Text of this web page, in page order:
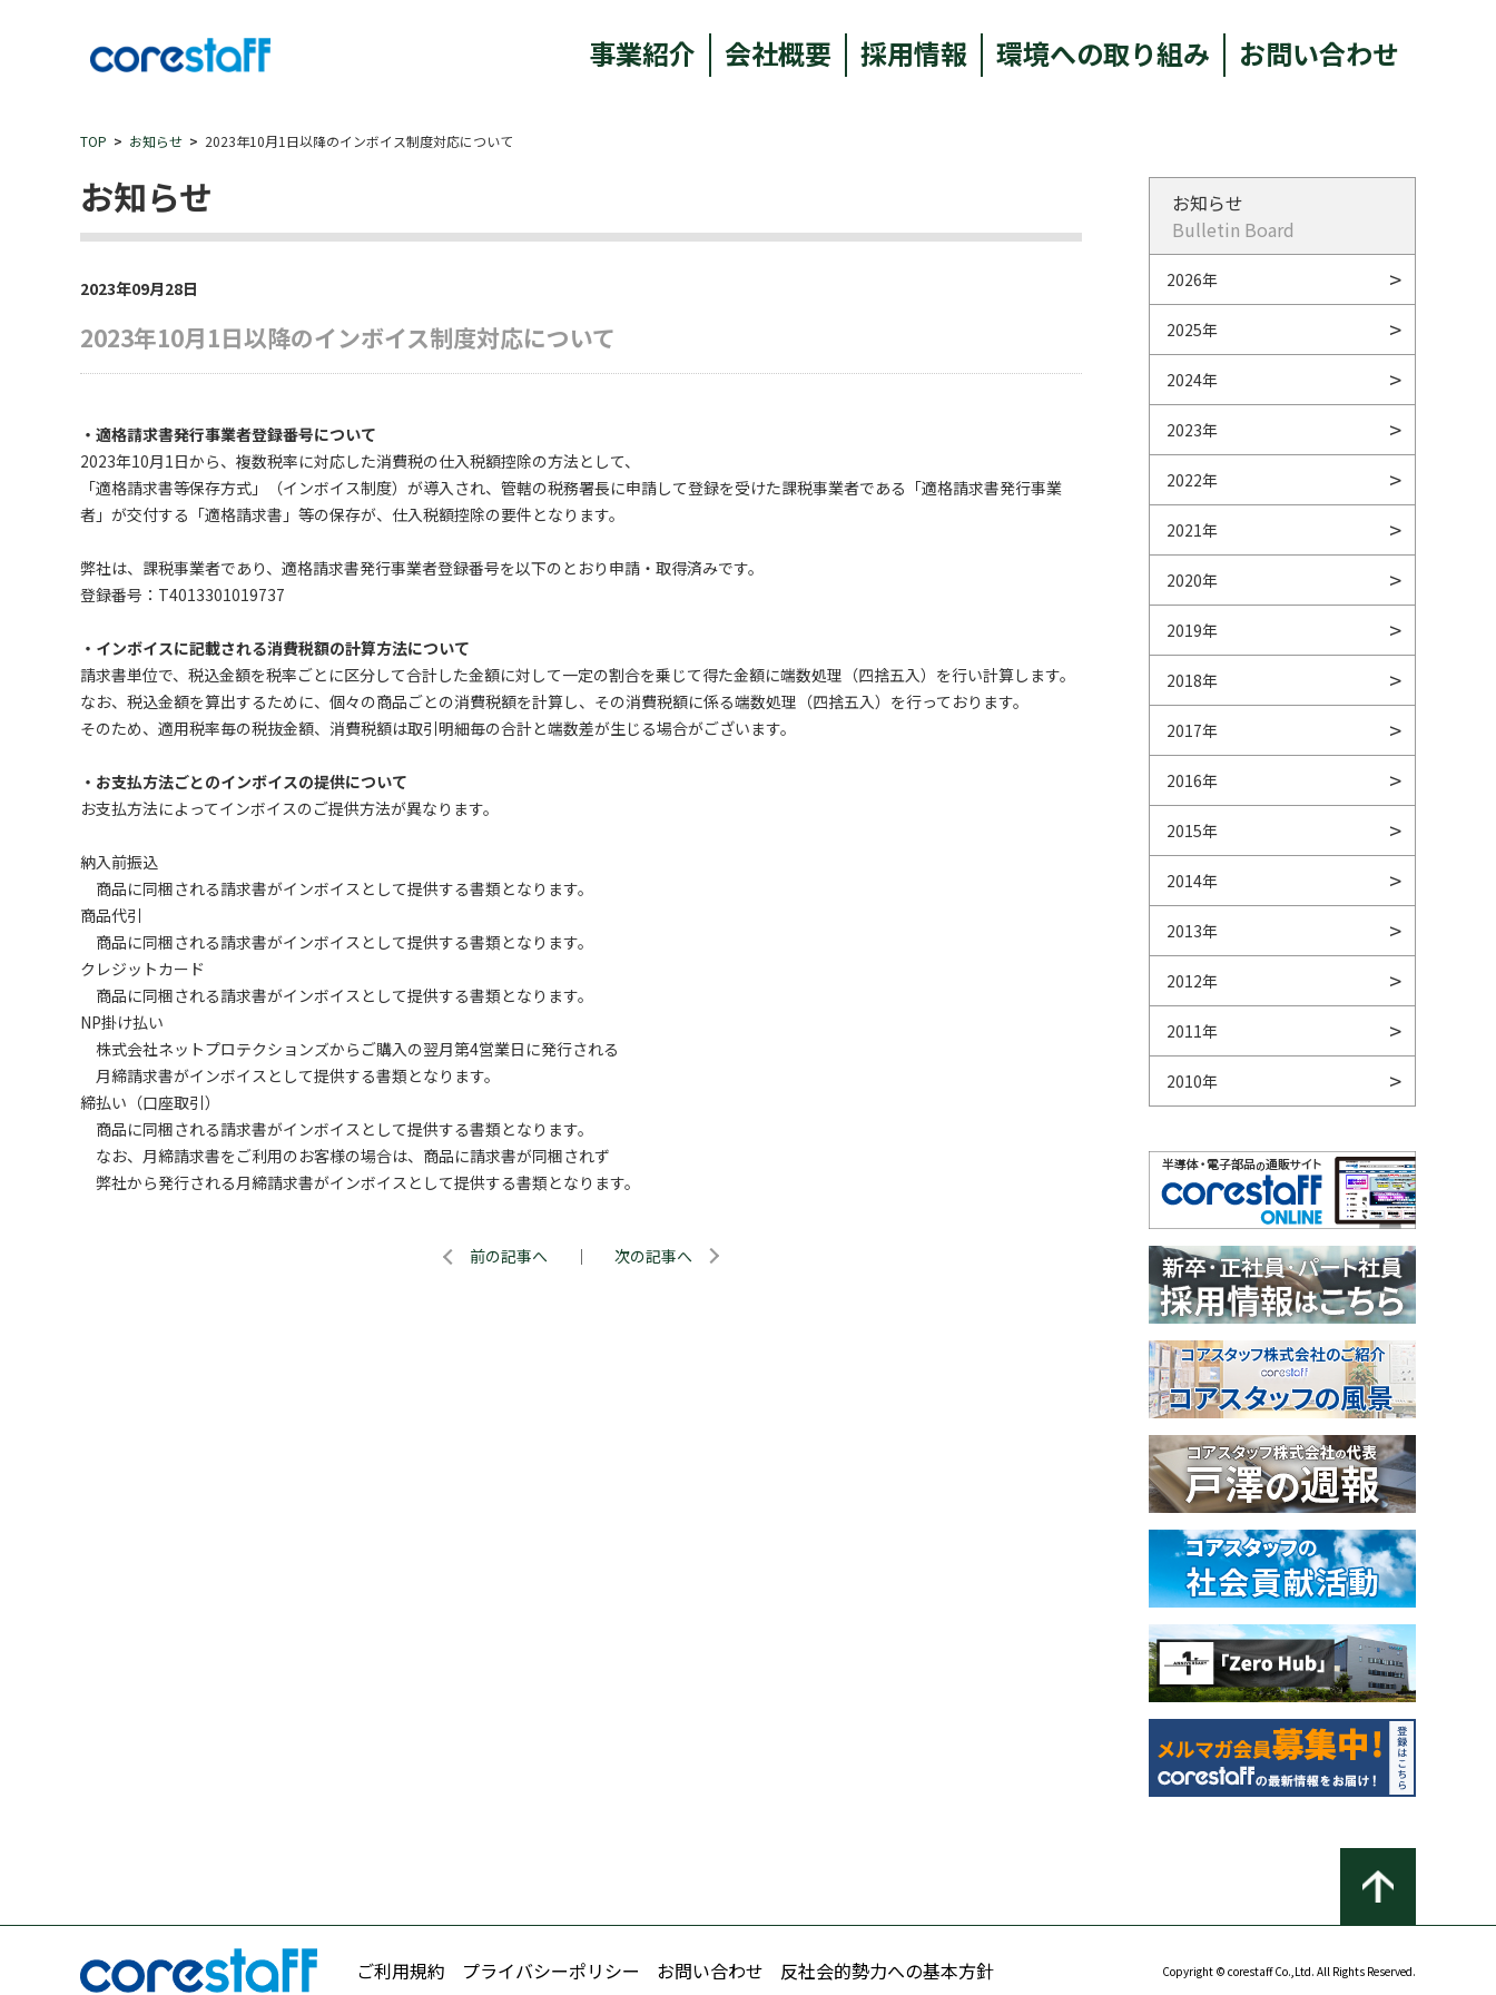
事業紹介 会社概要 採用情報 環境への取り組み お問い合わせ
TOP お知らせ 2023年10月1日以降のインボイス制度対応について
お知らせ
2023年09月28日
2023年10月1日以降のインボイス制度対応について
・適格請求書発行事業者登録番号について
2023年10月1日から、複数税率に対応した消費税の仕入税額控除の方法として、
「適格請求書等保存方式」（インボイス制度）が導入され、管轄の税務署長に申請して登録を受けた課税事業者である「適格請求書発行事業
者」が交付する「適格請求書」等の保存が、仕入税額控除の要件となります。
弊社は、課税事業者であり、適格請求書発行事業者登録番号を以下のとおり申請・取得済みです。
登録番号：T4013301019737
・インボイスに記載される消費税額の計算方法について
請求書単位で、税込金額を税率ごとに区分して合計した金額に対して一定の割合を乗じて得た金額に端数処理（四捨五入）を行い計算します。
なお、税込金額を算出するために、個々の商品ごとの消費税額を計算し、その消費税額に係る端数処理（四捨五入）を行っております。
そのため、適用税率毎の税抜金額、消費税額は取引明細毎の合計と端数差が生じる場合がございます。
・お支払方法ごとのインボイスの提供について
お支払方法によってインボイスのご提供方法が異なります。
納入前振込
商品に同梱される請求書がインボイスとして提供する書類となります。
商品代引
商品に同梱される請求書がインボイスとして提供する書類となります。
クレジットカード
商品に同梱される請求書がインボイスとして提供する書類となります。
NP掛け払い
株式会社ネットプロテクションズからご購入の翌月第4営業日に発行される
月締請求書がインボイスとして提供する書類となります。
締払い（口座取引）
商品に同梱される請求書がインボイスとして提供する書類となります。
なお、月締請求書をご利用のお客様の場合は、商品に請求書が同梱されず
弊社から発行される月締請求書がインボイスとして提供する書類となります。
前の記事へ ｜ 次の記事へ
お知らせ
Bulletin Board
2026年
2025年
2024年
2023年
2022年
2021年
2020年
2019年
2018年
2017年
2016年
2015年
2014年
2013年
2012年
2011年
2010年
ご利用規約 プライバシーポリシー お問い合わせ 反社会的勢力への基本方針 Copyright © corestaff Co.,Ltd. All Rights Reserved.